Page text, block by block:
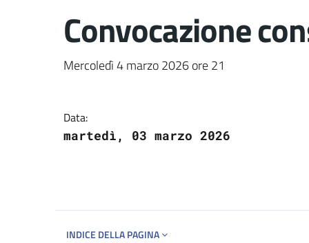
Convocazione
Dettagli del
Mercoledì 4 marzo 2026 ore 21
Data:
martedì, 03 marzo 2026
INDICE DELLA PAGINA